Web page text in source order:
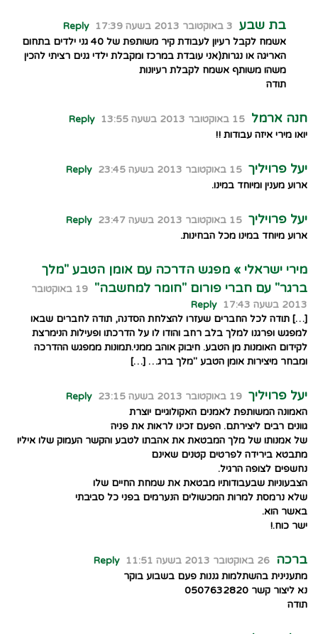
בת שבע 3 באוקטובר 2013 בשעה 17:39
Reply
אשמח לקבל רעיון לעבודת קיר משותפת של 40 גני ילדים בתחום
האריגה או נגרות(אני עובדת במרכז ומקבלת ילדי גנים רציתי להכין
משהו משותף אשמח לקבלת רעיונות
תודה
חנה ארמל 15 באוקטובר 2013 בשעה 13:55
Reply
יואו מירי איזה עבודות !!
יעל פרויליך 15 באוקטובר 2013 בשעה 23:45
Reply
ארוע מענין ומיוחד במינו.
יעל פרויליך 15 באוקטובר 2013 בשעה 23:47
Reply
ארוע מיוחד במינו מכל הבחינות.
מירי ישראלי » מפגש הדרכה עם אומן הטבע "מלך
ברגר" עם חברי פורום "חומר למחשבה"
19 באוקטובר
2013 בשעה 17:43
Reply
[…] תודה לכל החברים שעזרו להצלחת הסדנה, תודה לחברים שבאו
למפגש ופרגנו למלך בלב רחב והודו לו על הדרכתו ופעילות הנימרצת
לקידום האומנות מן הטבע. חיבוק אוהב ממני.תמונות ממפגש ההדרכה
ומבחר מיצירות אומן הטבע "מלך ברג… […]
יעל פרויליך 19 באוקטובר 2013 בשעה 23:15
Reply
האמונה המשותפת לאמנים האקולוגיים יוצרת
גוונים רבים ליצירתם. הפעם זכינו לראות את פניה
של אמנותו של מלך המבטאת את אהבתו לטבע והקשר העמוק שלו איליו
מתבטא בירידה לפרטים קטנים שאינם
נחשפים לצופה הרגיל.
הצבעוניות שבעבודותיו מבטאת את שמחת החיים שלו
שלא נרמסת למרות המכשולים הנערמים בפני כל סביבתי
באשר הוא.
ישר כוח.!
ברכה 26 באוקטובר 2013 בשעה 11:51
Reply
מתענינית בהשתלמות גננות פעם בשבוע בוקר
נא ליצור קשר 0507632820
תודה